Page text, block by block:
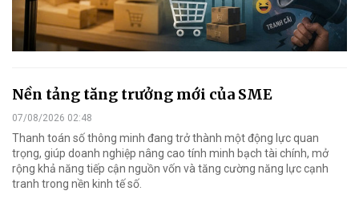
Nền tảng tăng trưởng mới của SME
07/08/2026 02:48
Thanh toán số thông minh đang trở thành một động lực quan
trọng, giúp doanh nghiệp nâng cao tính minh bạch tài chính, mở
rộng khả năng tiếp cận nguồn vốn và tăng cường năng lực cạnh
tranh trong nền kinh tế số.